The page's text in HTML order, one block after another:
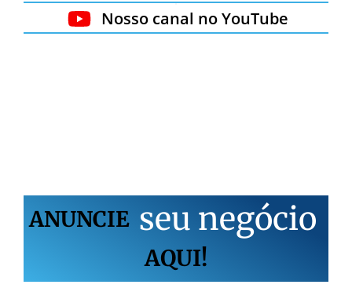
Nosso canal no YouTube
ANUNCIE seu negócio
AQUI!